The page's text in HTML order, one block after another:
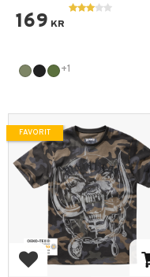
169 KR
+1
Lägg till i favoriter
FAVORIT